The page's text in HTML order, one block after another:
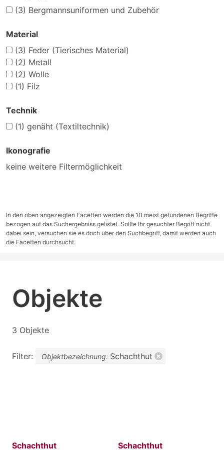
(3) Bergmannsuniformen und Zubehör
Material
(3) Feder (Tierisches Material)
(2) Metall
(2) Wolle
(1) Filz
Technik
(1) genäht (Textiltechnik)
Ikonografie
keine weitere Filtermöglichkeit
In den oben angezeigten Facetten werden die 10 meist gefundenen Begriffe
bezogen auf das Suchergebniss gelistet. Sollte Ihr gesuchter Begriff nicht
dabei sein, versuchen sie es doch über den Suchbegriff, damit werden auch
die Facetten durchsucht.
Objekte
3 Objekte
Filter: Objektbezeichnung: Schachthut
Schachthut Schachthut